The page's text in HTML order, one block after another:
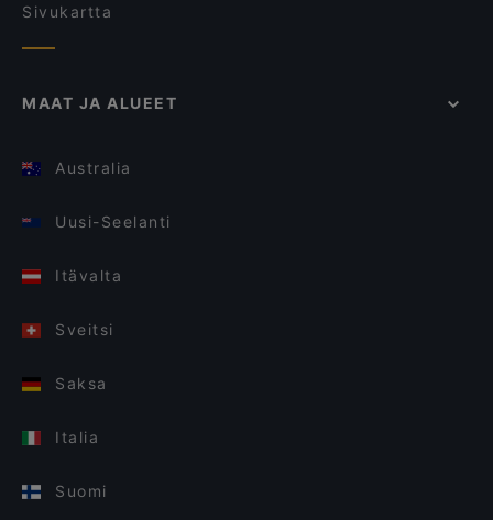
Sivukartta
MAAT JA ALUEET
Australia
Uusi-Seelanti
Itävalta
Sveitsi
Saksa
Italia
Suomi